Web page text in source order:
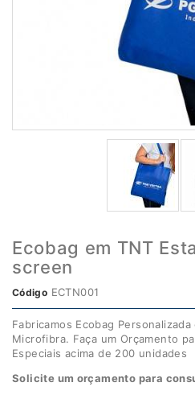
Ecobag em TNT
screen
Código ECTN001
Fabricamos Ecobag
Microfibra. Faça um Orçamento
Especiais acima de 200 unidades
Solicite um orçamento para